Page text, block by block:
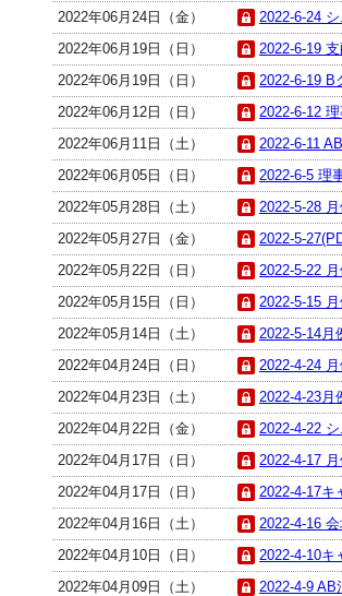
2022年06月24日（金）
2022-6-24
2022年06月19日（日）
2022-6-19
2022年06月19日（日）
2022-6-19 B
2022年06月12日（日）
2022-6-12
2022年06月11日（土）
2022-6-11
2022年06月05日（日）
2022-6-5 理
2022年05月28日（土）
2022-5-28
2022年05月27日（金）
2022-5-
2022年05月22日（日）
2022-5-22
2022年05月15日（日）
2022-5-15
2022年05月14日（土）
2022-5-14月
2022年04月24日（日）
2022-4-24
2022年04月23日（土）
2022-4-23月
2022年04月22日（金）
2022-4-22
2022年04月17日（日）
2022-4-17
2022年04月17日（日）
2022-4-17キ
2022年04月16日（土）
2022-4-16
2022年04月10日（日）
2022-4-10キ
2022年04月09日（土）
2022-4-9 AB